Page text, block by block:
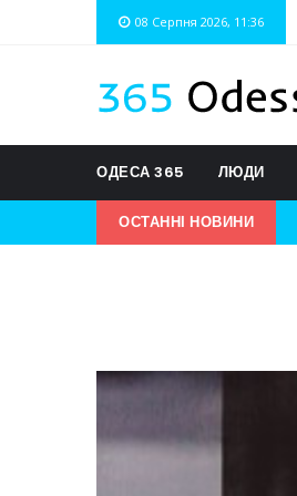
08 Серпня 2026, 11:36
ОДЕСА 365 ЛЮДИ
ОСТАННІ НОВИНИ